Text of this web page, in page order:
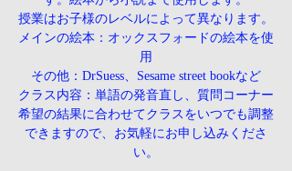
授業はお子様のレベルによって異なります。
メインの絵本：オックスフォードの絵本を使
用
その他：DrSuess、Sesame street bookなど
クラス内容：単語の発音直し、質問コーナー
希望の結果に合わせてクラスをいつでも調整
できますので、お気軽にお申し込みくださ
い。